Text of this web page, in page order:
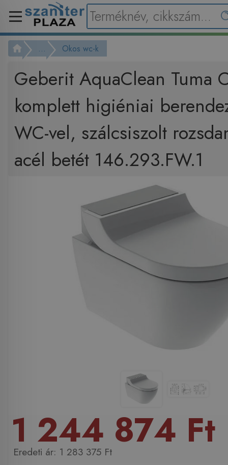
... Okos wc-k
Geberit AquaClean Tuma
komplett higiéniai
WC-vel, szálcsiszolt
acél betét 146.293.FW.1
1 244 874 Ft
1 283 375 Ft